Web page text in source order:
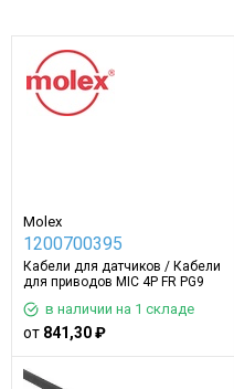
Molex
1200700395
Кабели для датчиков / Кабели
для приводов MIC 4P FR PG9
в наличии на 1 складе
от 841,30 ₽